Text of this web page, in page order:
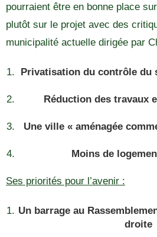
pourraient être en bonne place
plutôt sur le projet avec des
municipalité actuelle dirigée par
Privatisation du contrôle du
Réduction des travaux
Une ville « aménagée
Moins de
Ses priorités pour l’avenir :
Un barrage au
droite